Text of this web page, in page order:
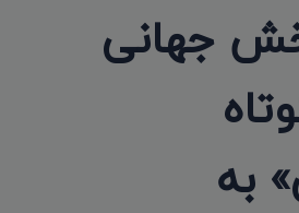
جهانی
به